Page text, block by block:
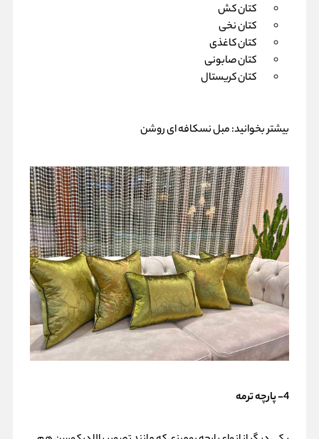
کتان کش
کتان نخی
کتان کاغذی
کتان صابونی
کتان کریستال
بیشتر بخوانید:مبل نسکافه ای روشن
4- پارچه ترمه